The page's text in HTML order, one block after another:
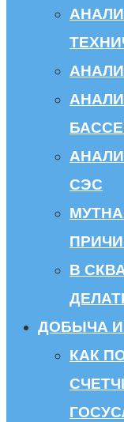
СЭС
В
ДОБЫЧА И
КАК